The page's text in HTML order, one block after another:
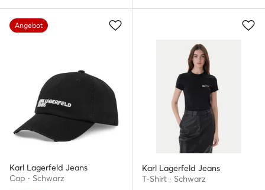
Angebot
Karl Lagerfeld Jeans
Cap · Schwarz
Karl Lagerfeld Jeans
T-Shirt · Schwarz